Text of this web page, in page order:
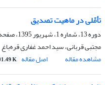
تأمّلی در ماهیت تصدیق
دوره 13، شماره 1، شهریور 1395، صفحه
مجتبی قربانی، سید احمد غفاری قره‌باغ
مشاهده مقاله
اصل مقاله K